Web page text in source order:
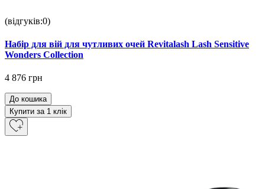
(відгуків:0)
Набір для вій для чутливих очей Revitalash Lash Sensitive
Wonders Collection
4 876 грн
До кошика
Купити за 1 клiк